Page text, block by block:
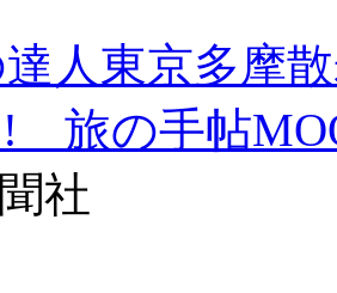
達人東京多
! 旅の手帖
社